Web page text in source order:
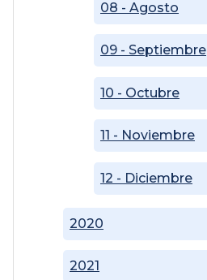
08 - Agosto
09 - Septiembre
10 - Octubre
11 - Noviembre
12 - Diciembre
2020
2021